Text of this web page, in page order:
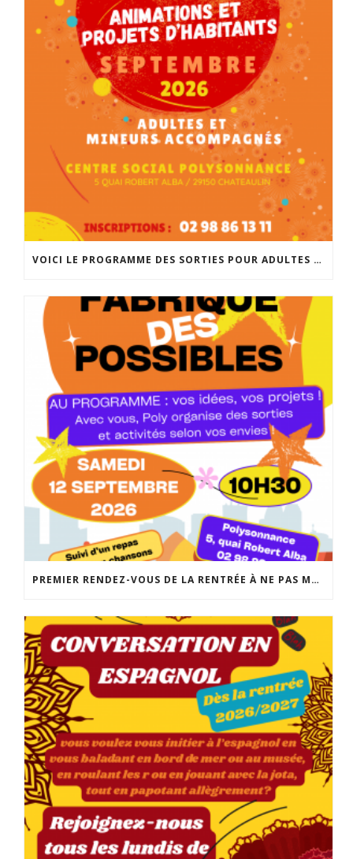
VOICI LE PROGRAMME DES SORTIES POUR ADULTES ET MINEURS ACCOMPAGNÉS POUR LA RENTRÉE DE SEPTEMBRE. INSCRIPTIONS À PARTIR DU 25 AOÛT À 14H À L’ACCUEIL DE POLYSONNANCE. INFO: 02 98 86 13 11. BONNES VACANCES!!
PREMIER RENDEZ-VOUS DE LA RENTRÉE À NE PAS MANQUER: LA FABRIQUE DES POSSIBLES AU LOCAL JEUNES DE POLYSONNANCE. UN MOMENT CONVIVIAL POUR RÉALISER VOS PROJETS DE SORTIES, D’ACTIVITÉS, DE SÉJOURS… INFO: 02 98 86 13 11